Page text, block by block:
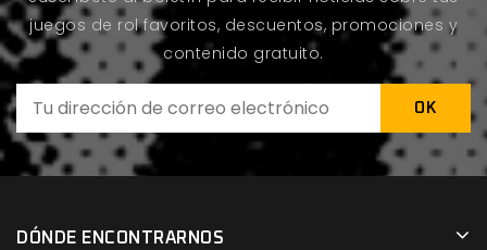
juegos de rol favoritos, descuentos, promociones y
contenido gratuito.
DÓNDE ENCONTRARNOS